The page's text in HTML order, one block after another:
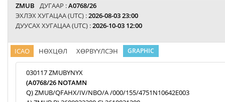
ZMUB ДУГААР :A0768/26
ЭХЛЭХ ХУГАЦАА (UTC) :2026-08-03 23:00
ДУУСАХ ХУГАЦАА (UTC) :2026-10-03 12:00
ICAO НӨХЦӨЛ ХӨРВҮҮЛСЭН GRAPHIC
030117 ZMUBYNYX
(A0768/26 NOTAMN
Q) ZMUB/QFAHX/IV/NBO/A /000/155/4751N10642E003